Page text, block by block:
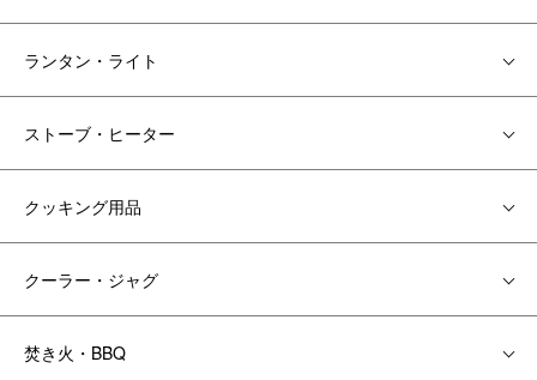
ランタン・ライト
ストーブ・ヒーター
クッキング用品
クーラー・ジャグ
焚き火・BBQ